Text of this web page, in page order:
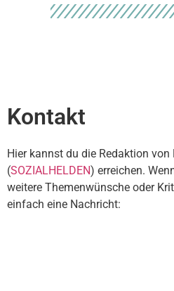
Kontakt
Hier kannst du die Redaktion von
(SOZIALHELDEN) erreichen.
weitere Themenwünsche oder
einfach eine Nachricht: